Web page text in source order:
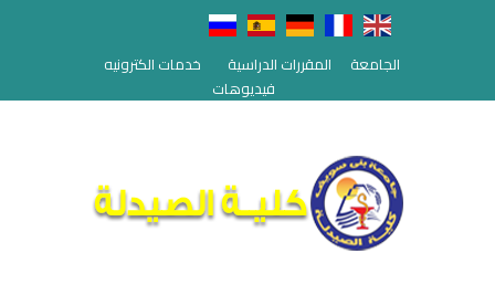
الجامعة المقررات الدراسية
خدمات الكترونيه
فيديوهات